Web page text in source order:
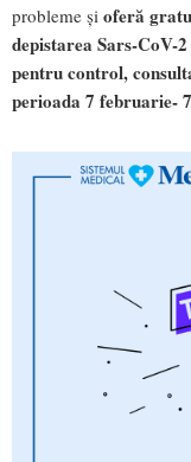
probleme și oferă
depistarea Sars-
pentru control,
perioada 7 februarie-